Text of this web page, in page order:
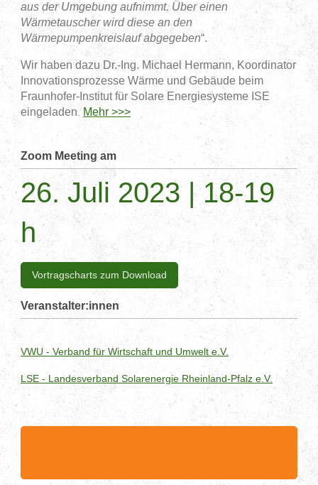
aus der Umgebung aufnimmt. Über einen
Wärmetauscher wird diese an den
Wärmepumpenkreislauf abgegeben“.
Wir haben dazu Dr.-Ing. Michael Hermann, Koordinator
Innovationsprozesse Wärme und Gebäude beim
Fraunhofer-Institut für Solare Energiesysteme ISE
eingeladen. Mehr >>>
Zoom Meeting am
26. Juli 2023 | 18-19
h
Vortragscharts zum Download
Veranstalter:innen
VWU - Verband für Wirtschaft und Umwelt e.V.
LSE - Landesverband Solarenergie Rheinland-Pfalz e.V.